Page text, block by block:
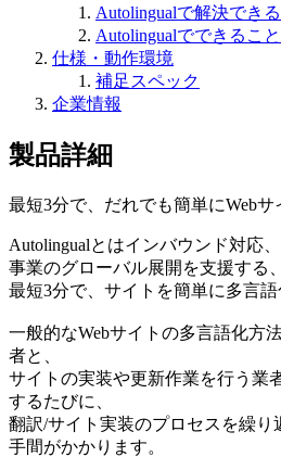
Autolingualで解決でき
Autolingualでできること
仕様・動作環境
補足スペック
企業情報
製品詳細
最短3分で、だれでも簡単にWebサ
Autolingualとはインバウンド対応
事業のグローバル展開を支援する
最短3分で、サイトを簡単に多言語
一般的なWebサイトの多言語化方
者と、
サイトの実装や更新作業を行う業
するたびに、
翻訳/サイト実装のプロセスを繰り
手間がかかります。